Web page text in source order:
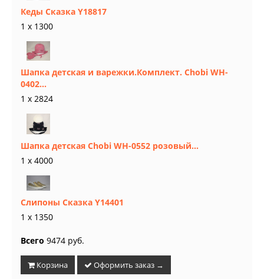
Кеды Сказка Y18817
1 x 1300
Шапка детская и варежки.Комплект. Chobi WH-
0402...
1 x 2824
Шапка детская Chobi WH-0552 розовый...
1 x 4000
Слипоны Сказка Y14401
1 x 1350
Всего 9474 руб.
Корзина Оформить заказ →